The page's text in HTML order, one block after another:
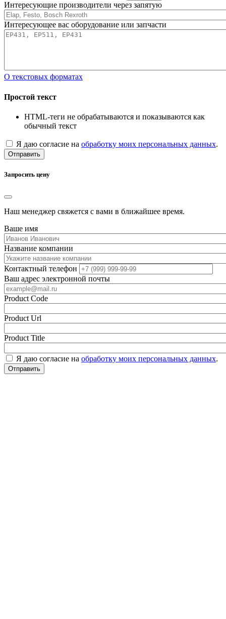
Интересующие производители через запятую
Интересующее вас оборудование или запчасти
О текстовых форматах
Простой текст
HTML-теги не обрабатываются и показываются как
обычный текст
Я даю согласие на обработку моих персональных данных.
Отправить
Запросить цену
Наш менеджер свяжется с вами в ближайшее время.
Ваше имя
Название компании
Контактный телефон
Ваш адрес электронной почты
Product Code
Product Url
Product Title
Я даю согласие на обработку моих персональных данных.
Отправить